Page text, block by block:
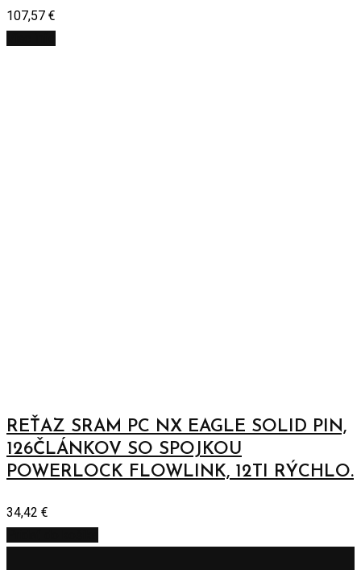
107,57 €
REŤAZ SRAM PC NX EAGLE SOLID PIN,
126ČLÁNKOV SO SPOJKOU
POWERLOCK FLOWLINK, 12TI RÝCHLO.
34,42 €